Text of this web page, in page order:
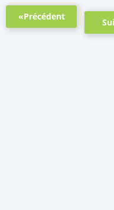
«Précédent